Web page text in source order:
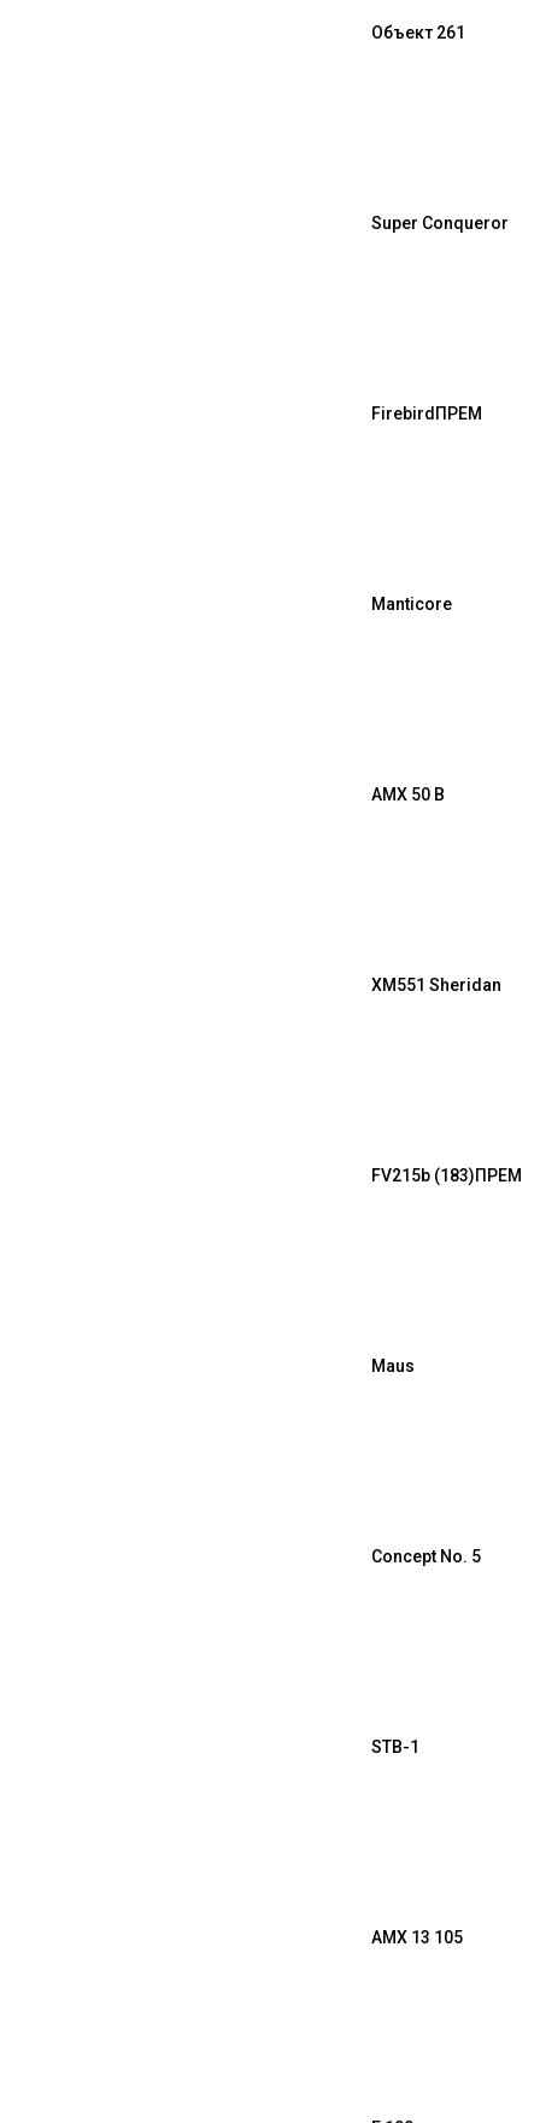
Объект 261
Super Conqueror
Firebird ПРЕМ
Manticore
AMX 50 B
XM551 Sheridan
FV215b (183)ПРЕМ
Maus
Concept No. 5
STB-1
AMX 13 105